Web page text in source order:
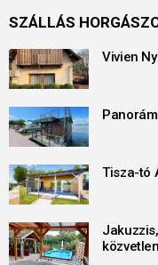
SZÁLLÁS
Vivien
Tisza-tó